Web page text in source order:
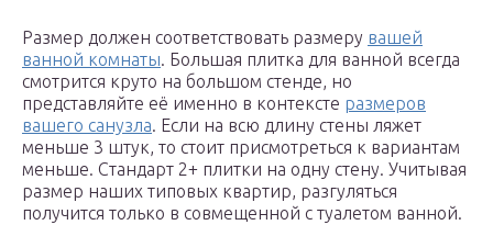
Размер должен соответствовать размеру вашей
ванной комнаты. Большая плитка для ванной всегда
смотрится круто на большом стенде, но
представляйте её именно в контексте размеров
вашего санузла. Если на всю длину стены ляжет
меньше 3 штук, то стоит присмотреться к вариантам
меньше. Стандарт 2+ плитки на одну стену. Учитывая
размер наших типовых квартир, разгуляться
получится только в совмещенной с туалетом ванной.